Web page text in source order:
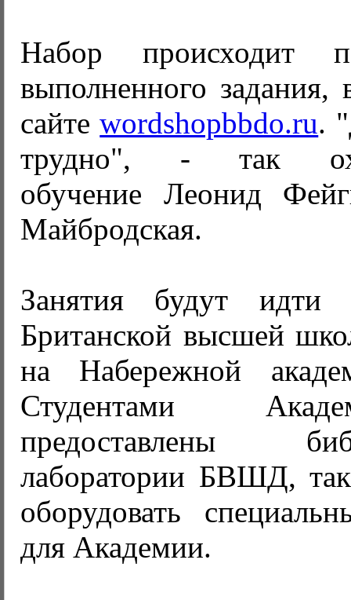
Набор происходит
выполненного задания,
сайтеwordshopbbdo.ru.
трудно", - так
обучение Леонид
Майбродская.
Занятия будут идти
Британской высшей
на Набережной
Студентами
предоставлены
лаборатории БВШД,
оборудовать
для Академии.